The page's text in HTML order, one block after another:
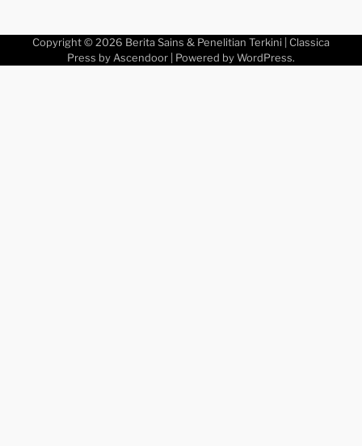
Copyright © 2026 Berita Sains & Penelitian Terkini | Classica
Press by Ascendoor | Powered by WordPress.